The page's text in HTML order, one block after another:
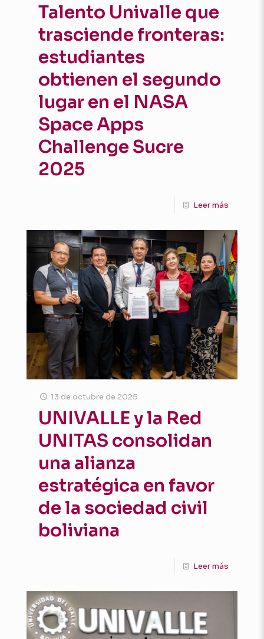
Talento Univalle que
trasciende fronteras:
estudiantes
obtienen el segundo
lugar en el NASA
Space Apps
Challenge Sucre
2025
Leer más
13 de octubre de 2025
UNIVALLE y la Red
UNITAS consolidan
una alianza
estratégica en favor
de la sociedad civil
boliviana
Leer más